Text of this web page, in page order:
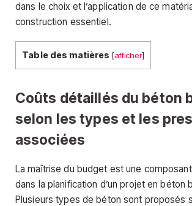
dans le choix et l’application de ce
construction essentiel.
Table des matières [afficher]
Coûts détaillés du béton
selon les types et les
associées
La maîtrise du budget est une
dans la planification d’un projet en béton
Plusieurs types de béton sont proposés